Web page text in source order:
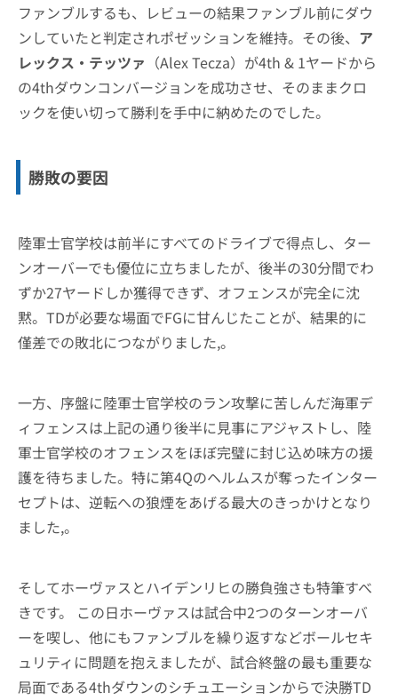
ファンブルするも、レビューの結果ファンブル前にダウ
ンしていたと判定されポゼッションを維持。その後、 ア
レックス・テッツァ （Alex Tecza）が4th & 1ヤードから
の4thダウンコンバージョンを成功させ、そのままクロ
ックを使い切って勝利を手中に納めたのでした。
勝敗の要因
陸軍士官学校は前半にすべてのドライブで得点し、ター
ンオーバーでも優位に立ちましたが、後半の30分間でわ
ずか27ヤードしか獲得できず、オフェンスが完全に沈
黙。TDが必要な場面でFGに甘んじたことが、結果的に
僅差での敗北につながりました,。
一方、序盤に陸軍士官学校のラン攻撃に苦しんだ海軍デ
ィフェンスは上記の通り後半に見事にアジャストし、陸
軍士官学校のオフェンスをほぼ完璧に封じ込め味方の援
護を待ちました。特に第4Qのヘルムスが奪ったインター
セプトは、逆転への狼煙をあげる最大のきっかけとなり
ました,。
そしてホーヴァスとハイデンリヒの勝負強さも特筆すべ
きです。 この日ホーヴァスは試合中2つのターンオーバ
ーを喫し、他にもファンブルを繰り返すなどボールセキ
ュリティに問題を抱えましたが、試合終盤の最も重要な
局面である4thダウンのシチュエーションからで決勝TD